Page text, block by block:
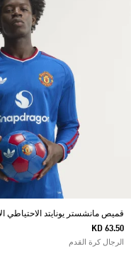
قميص مانشستر يونايتد الاحتياطي
KD 63.50
الرجال كرة القدم